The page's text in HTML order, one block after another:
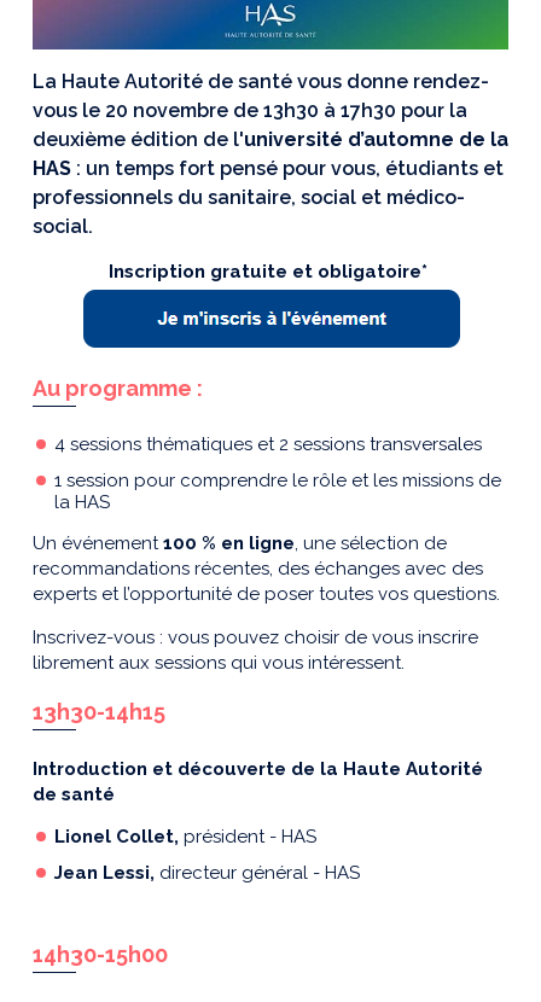
La Haute Autorité de santé vous donne rendez-
vous le 20 novembre de 13h30 à 17h30 pour la
deuxième édition de l'université d’automne de la
HAS : un temps fort pensé pour vous, étudiants et
professionnels du sanitaire, social et médico-
social.
Inscription gratuite et obligatoire*
Au programme :
4 sessions thématiques et 2 sessions transversales
1 session pour comprendre le rôle et les missions de
la HAS
Un événement100 % en ligne, une sélection de
recommandations récentes, des échanges avec des
experts et l’opportunité de poser toutes vos questions.
Inscrivez-vous : vous pouvez choisir de vous inscrire
librement aux sessions qui vous intéressent.
13h30-14h15
Introduction et découverte de la Haute Autorité
de santé
Lionel Collet, président - HAS
Jean Lessi, directeur général - HAS
14h30-15h00